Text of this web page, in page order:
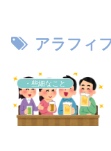
アラフィ
・些細なこと